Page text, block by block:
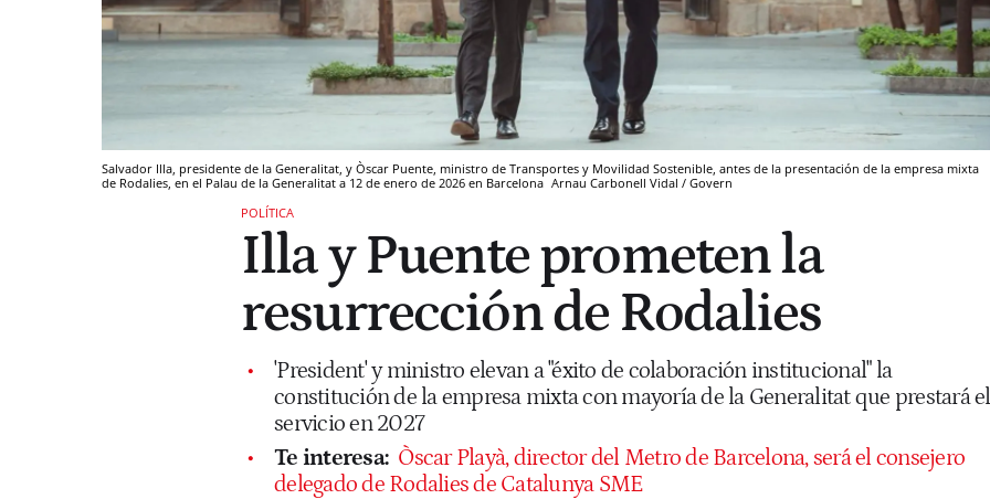
Salvador Illa, presidente de la Generalitat, y Òscar Puente, ministro de Transportes y Movilidad Sostenible, antes de la presentación de la empresa mixta
de Rodalies, en el Palau de la Generalitat a 12 de enero de 2026 en Barcelona Arnau Carbonell Vidal / Govern
POLÍTICA
Illa y Puente prometen la
resurrección de Rodalies
'President' y ministro elevan a "éxito de colaboración institucional" la
constitución de la empresa mixta con mayoría de la Generalitat que prestará el
servicio en 2027
Te interesa: Òscar Playà, director del Metro de Barcelona, será el consejero
delegado de Rodalies de Catalunya SME